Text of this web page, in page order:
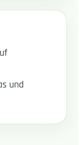
und